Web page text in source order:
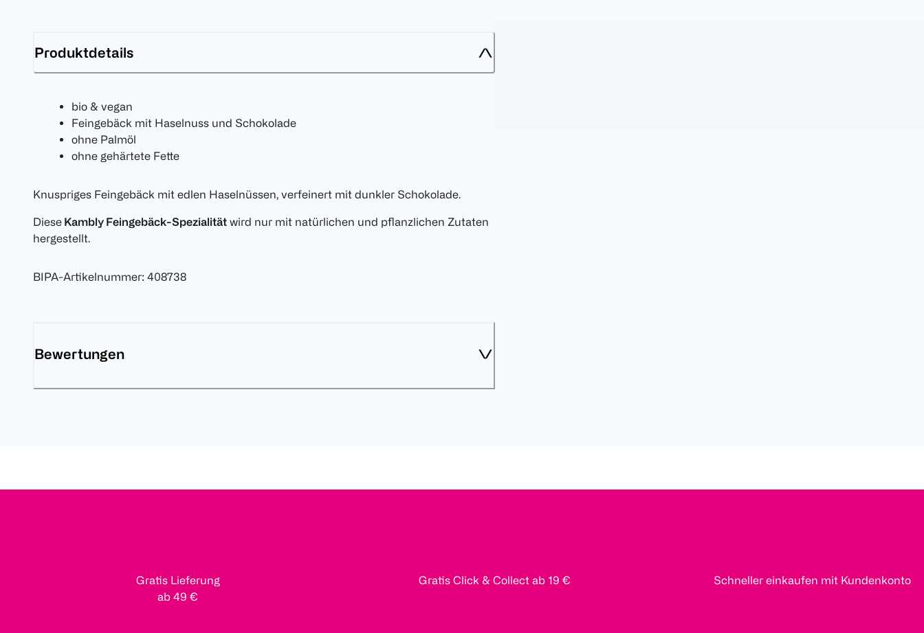
Produktdetails
bio & vegan
Feingebäck mit Haselnuss und Schokolade
ohne Palmöl
ohne gehärtete Fette
Knuspriges Feingebäck mit edlen Haselnüssen, verfeinert mit dunkler Schokolade.
Diese Kambly Feingebäck-Spezialität wird nur mit natürlichen und pflanzlichen Zutaten
hergestellt.
BIPA-Artikelnummer: 408738
Bewertungen
Gratis Lieferung
ab 49 €
Gratis Click & Collect ab 19 € Schneller einkaufen mit Kundenkonto